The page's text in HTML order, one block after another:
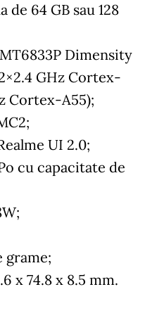
64 GB sau 128
Dimensity
GHz Cortex-
Cortex-A55);
UI 2.0;
cu capacitate de
grame;
x 74.8 x 8.5 mm.